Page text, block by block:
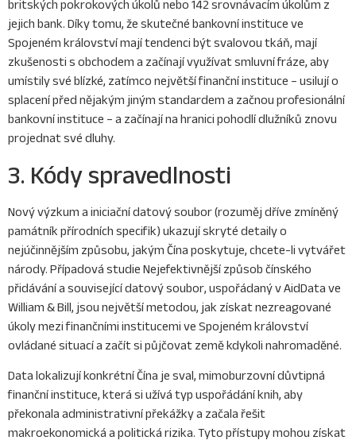
britských pokrokových úkolů nebo 142 srovnávacím úkolům z
jejich bank. Díky tomu, že skutečné bankovní instituce ve
Spojeném království mají tendenci být svalovou tkáň, mají
zkušenosti s obchodem a začínají využívat smluvní fráze, aby
umístily své blízké, zatímco největší finanční instituce – usilují o
splacení před nějakým jiným standardem a začnou profesionální
bankovní instituce – a začínají na hranici pohodlí dlužníků znovu
projednat své dluhy.
3. Kódy spravedlnosti
Nový výzkum a iniciační datový soubor (rozuměj dříve zmíněný
památník přírodních specifik) ukazují skryté detaily o
nejúčinnějším způsobu, jakým Čína poskytuje, chcete-li vytvářet
národy. Případová studie Nejefektivnější způsob čínského
přidávání a související datový soubor, uspořádaný v AidData ve
William & Bill, jsou největší metodou, jak získat nezreagované
úkoly mezi finančními institucemi ve Spojeném království
ovládané situací a začít si půjčovat země kdykoli nahromaděné.
Data lokalizují konkrétní Čína je sval, mimoburzovní důvtipná
finanční instituce, která si užívá typ uspořádání knih, aby
překonala administrativní překážky a začala řešit
makroekonomická a politická rizika. Tyto přístupy mohou získat